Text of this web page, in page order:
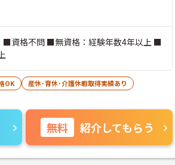
■資格不問 ■無資格：経験年数4年以上 ■
OK
産休･育休･介護休暇取得実績あり
無料 紹介してもらう